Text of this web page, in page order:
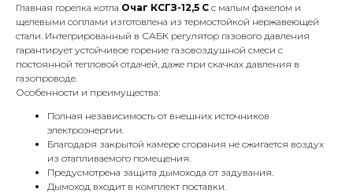
Главная горелка котла Очаг КСГЗ-12,5 С с малым факелом и
щелевыми соплами изготовлена из термостойкой нержавеющей
стали. Интегрированный в САБК регулятор газового давления
гарантирует устойчивое горение газовоздушной смеси с
постоянной тепловой отдачей, даже при скачках давления в
газопроводе.
Особенности и преимущества:
Полная независимость от внешних источников
электроэнергии.
Благодаря закрытой камере сгорания не сжигается воздух
из отапливаемого помещения.
Предусмотрена защита дымохода от задувания.
Дымоход входит в комплект поставки.